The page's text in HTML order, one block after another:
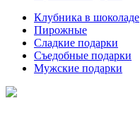
Клубника в шоколаде
Пирожные
Сладкие подарки
Съедобные подарки
Мужские подарки